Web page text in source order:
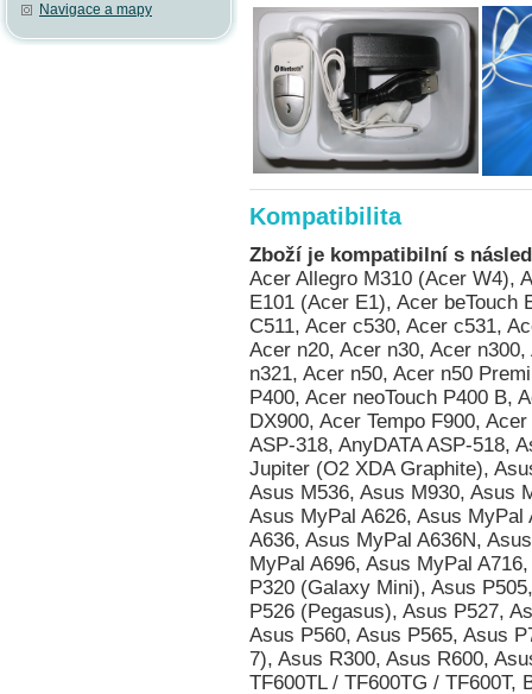
Navigace a mapy
Kompatibilita
Zboží je kompatibilní s
Acer Allegro M310 (Acer W4), Acer beTouch E100 (Acer C1), Acer beTouch E101 (Acer E1), Acer beTouch E200 (Acer L1), Acer c500, Acer c510, Acer C511, Acer c530, Acer c531, Acer d100, Acer DX650, Acer e305, Acer e310, Acer n20, Acer n30, Acer n300, Acer n310, Acer n311, Acer n320, Acer n321, Acer n50, Acer n50 Premium, Acer neoTouch P300, Acer neoTouch P400, Acer neoTouch P400 B, Acer neoTouch S200 (Acer F1), Acer Tempo DX900, Acer Tempo F900, Acer Tempo M900, Acer Tempo X960, AnyDATA ASP-318, AnyDATA ASP-518, Asus Calf (Garmin-Asus nuvifone G60), Asus Jupiter (O2 XDA Graphite), Asus Lamborghini ZX1, Asus M530w (Aries), Asus M536, Asus M930, Asus Mars II (O2 XDA Zinc), Asus MyPal A620BT, Asus MyPal A626, Asus MyPal A632, Asus MyPal A632N, Asus MyPal A636, Asus MyPal A636N, Asus MyPal A639, Asus MyPal A686, Asus MyPal A696, Asus MyPal A716, Asus MyPal A730, Asus MyPal A730w, Asus P320 (Galaxy Mini), Asus P505, Asus P515 (zrušeno), Asus P525, Asus P526 (Pegasus), Asus P527, Asus P535, Asus P550 (Solaris), Asus P552w, Asus P560, Asus P565, Asus P735, Asus P750, Asus P835 (Asus Galaxy 7), Asus R300, Asus R600, Asus R700, Asus R700t, Asus Vivo Tab RT TF600TL / TF600TG / TF600T, BenQ E72, BenQ P50, BenQ Siemens P51, Compaq iPAQ h3835 (HTC Rosella), Compaq iPAQ h3845 (HTC Rosella), Compaq iPAQ h3850 (HTC Rosella), Dell Axim X30 Advanced, Dell Axim X30i, Dell Axim X50 Advanced, Dell Axim X50 Basic, Dell Axim X50v, Dell Axim X51 Advanced, Dell Axim X51 Basic, Dell Axim X51v, Dell Venue Pro (Dell Lightning), Dopod 310 (HTC Oxygen), Dopod 535 (HTC Voyager, Qtek 8060/8080, i-mate SP2, O2 Xphone), Dopod 565 (HTC Typhoon, Qtek 8010, i-mate SP3), Dopod 566 (HTC Hurricane/Robbie, Qtek 8200, SDA II, SPV C550), Dopod 575 (HTC Feeler, Qtek 8020, i-mate SP3i, O2 Xphone II), Dopod 577W (HTC Tornado Noble, i-mate SP5, O2 XDA Orion/IQ), Dopod 585 (HTC Amadeus, O2 Xphone IIm, T-Mobile SDA Music), Dopod 586 (HTC Hurricane/Robbie, Qtek 8200, SDA II, SPV C550), Dopod 586W (HTC Tornado Tempo, Qtek 8300, i-mate SP5m, T-Mobile SDA US), Dopod 595 (HTC Breeze 160, i-mate SP JAS), Dopod 696 (HTC Himalaya, i-mate Pocket PC Phone Edition, Qtek 2020/2060, O2 XDA II, T-Mobile MDA II, Orang, Dopod 696i (HTC Himalaya, i-mate Pocket PC Phone Edition, Qtek 2020/2060, O2 XDA II, T-Mobile MDA II, Oran, Dopod 699 (HTC Alpine, Qtek 2020i, i-mate PDA2 Pocket PC, O2 XDA IIi), Dopod 700 (HTC Blue Angel, T-Mobile MDA III, Qtek 9090, i-mate PDA2k, O2 XDA III, XDA IIs), Dopod 710/StrTrk S300 (HTC StarTrek 160, Qtek 8500), Dopod 818 (HTC Magician, Qtek S100/S110, O2 XDA II mini/mini Black, MDA Compact, i-mate New JAM/JAM Limit, Dopod 818 Pro (HTC Prophet, i-mate JAMin, Qtek S200, O2 XDA Neo), Dopod 828+ (HTC Magician Refresh), Dopod 830 (HTC Prophet, Qtek S200, i-mate JAMin, O2 XDA Neo), Dopod 838 (HTC Wizard 110, Qtek A9100), Dopod 838 Pro (HTC Hermes 100, O2 XDA Trion), Dopod 900 (HTC Universal, Qtek 9000, MDA Pro, XDA Exec, i-mate JASJAR), Dopod C500 (HTC Vox), Dopod C720W (HTC Excalibur 100, XDA Cosmo), Dopod C730 (HTC Cavalier), Dopod C800 (HTC Herald 100, O2 XDA Terra), Dopod C858 (HTC Herald 100, O2 XDA Terra), Dopod CHT 9000 (HTC Hermes 200), Dopod CHT 9100 (HTC Trinity 100), Dopod CHT 9110 (HTC Trinity 100), Dopod D600 (HTC Gene 100/P3400), Dopod D802 (HTC Love), Dopod D810 (HTC Trinity 100, Dopod CHT 9100, Qtek P3600), Dopod D818c (HTC Wave), Dopod E616 (HTC Panda), Dopod M700 (HTC Love), Dopod P100 (HTC Galaxy 100, Qtek G100, i-mate PDA-N), Dopod P800 (HTC Artemis 110), Dopod P800W (HTC Artemis 100, Qtek G200, MDA Compact III, Orange SPV M650), Dopod P860 (HTC Touch Cruise/Polaris 100), Dopod S1 (HTC Elfin 100), Dopod S1 - Enhanced Version (HTC Elfin 100), Dopod T5399 (HTC Twin 10000), Dopod T5588 (HTC HengShan), Dopod T8388 (HTC Qilin), Dopod Touch Cruise T4288 (HTC Iolite), Dopod Touch Diamond 2 (HTC Topaz), Dopod Touch T3238 (HTC Jade 100/Touch 3G), Dopod Touch Viva T2222 (HTC Opal 100), Dopod U1000 (HTC Advantage/Athena 100, T-Mobile MDA Ameo), E-TEN Glofiish DX900, E-TEN Glofiish M700, E-TEN Glofiish M750, E-TEN Glofiish M800, E-TEN Glofiish M810, E-TEN Glofiish